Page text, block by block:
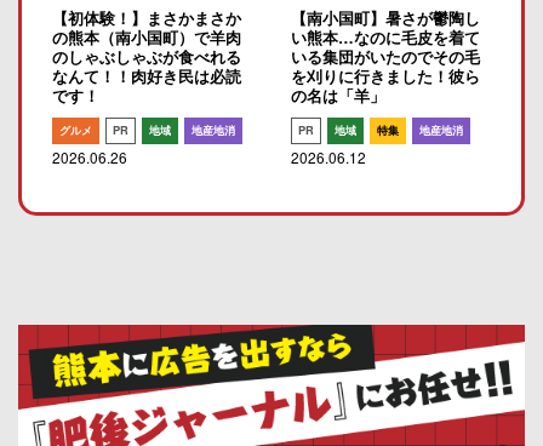
【初体験！】まさかまさか
の熊本（南小国町）で羊肉
のしゃぶしゃぶが食べれる
なんて！！肉好き民は必読
です！
グルメ PR 地域 地産地消
2026.06.26
【南小国町】暑さが鬱陶し
い熊本…なのに毛皮を着て
いる集団がいたのでその毛
を刈りに行きました！彼ら
の名は「羊」
PR 地域 特集 地産地消
2026.06.12